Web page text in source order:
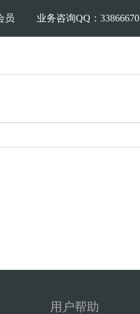
员 业务咨询QQ：33866670
用户帮助